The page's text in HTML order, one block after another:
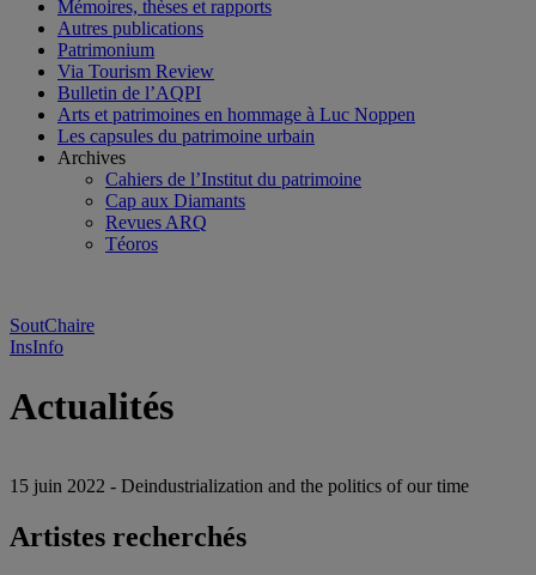
Mémoires, thèses et rapports
Autres publications
Patrimonium
Via Tourism Review
Bulletin de l’AQPI
Arts et patrimoines en hommage à Luc Noppen
Les capsules du patrimoine urbain
Archives
Cahiers de l’Institut du patrimoine
Cap aux Diamants
Revues ARQ
Téoros
SoutChaire
InsInfo
Actualités
15 juin 2022 - Deindustrialization and the politics of our time
Artistes recherchés